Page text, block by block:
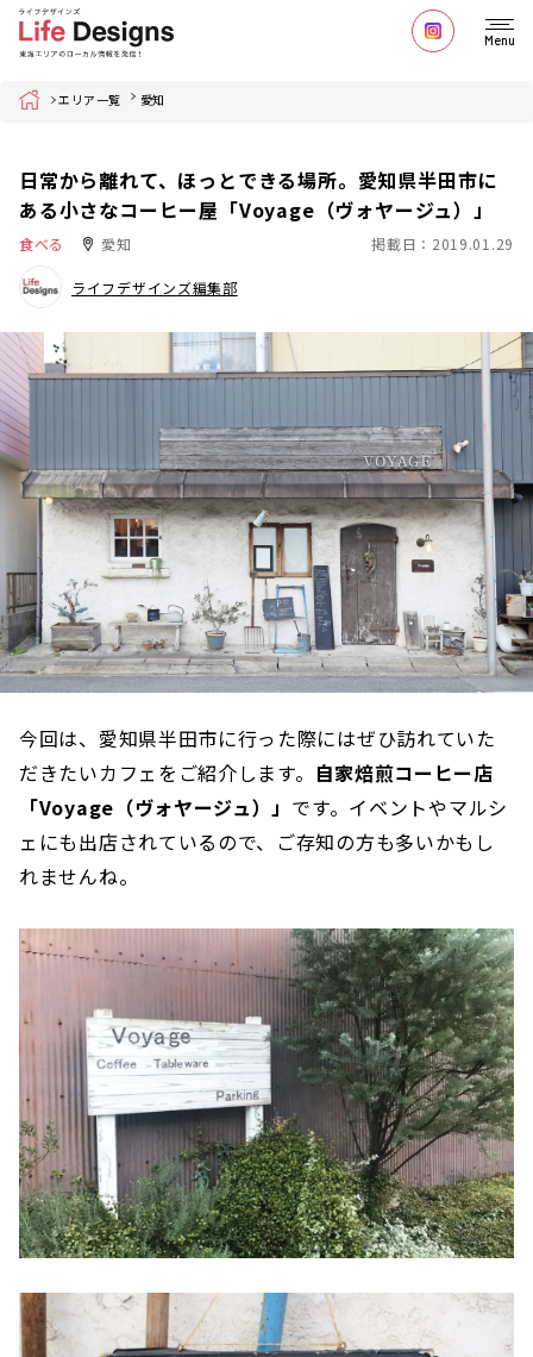
Menu
Home エリア一覧 愛知
日常から離れて、ほっとできる場所。愛知県半田市に
ある小さなコーヒー屋「Voyage（ヴォヤージュ）」
食べる 愛知 掲載日：2019.01.29
ライフデザインズ編集部
今回は、愛知県半田市に行った際にはぜひ訪れていた
だきたいカフェをご紹介します。 自家焙煎コーヒー店
「Voyage（ヴォヤージュ）」 です。イベントやマルシ
ェにも出店されているので、ご存知の方も多いかもし
れませんね。